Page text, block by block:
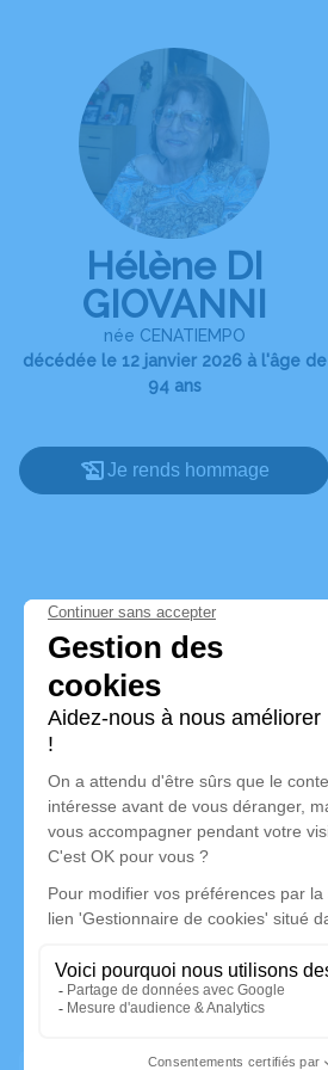
Hélène DI
GIOVANNI
née CENATIEMPO
décédée le 12 janvier 2026 à l'âge de
94 ans
Je rends hommage